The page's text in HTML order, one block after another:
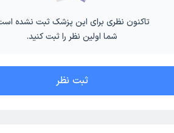
تاکنون نظری برای این پزشک ثبت نشده
شما اولین نظر را ثبت کنید.
ثبت نظر